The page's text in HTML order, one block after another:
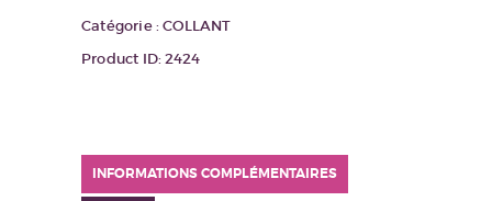
Catégorie :COLLANT
Product ID:2424
INFORMATIONS COMPLÉMENTAIRES